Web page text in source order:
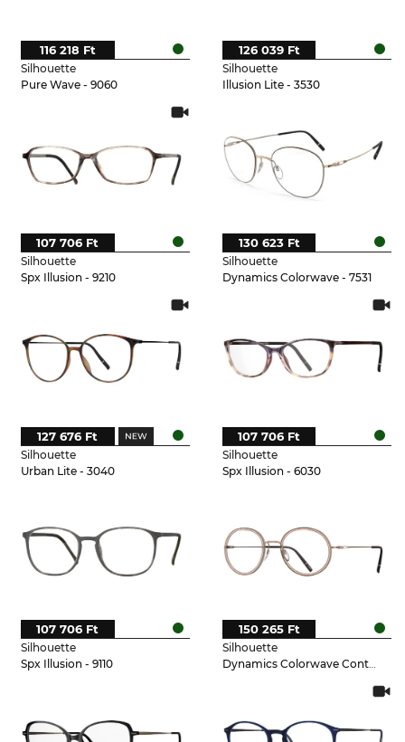
Silhouette
Pure Wave - 9060
116 218 Ft
Silhouette
Illusion Lite - 3530
126 039 Ft
Silhouette
Spx Illusion - 9210
107 706 Ft
Silhouette
Dynamics Colorwave - 7531
130 623 Ft
Silhouette
Urban Lite - 3040
127 676 Ft
Silhouette
Spx Illusion - 6030
107 706 Ft
Silhouette
Spx Illusion - 9110
107 706 Ft
Silhouette
Dynamics Colorwave Contour - 3530
150 265 Ft